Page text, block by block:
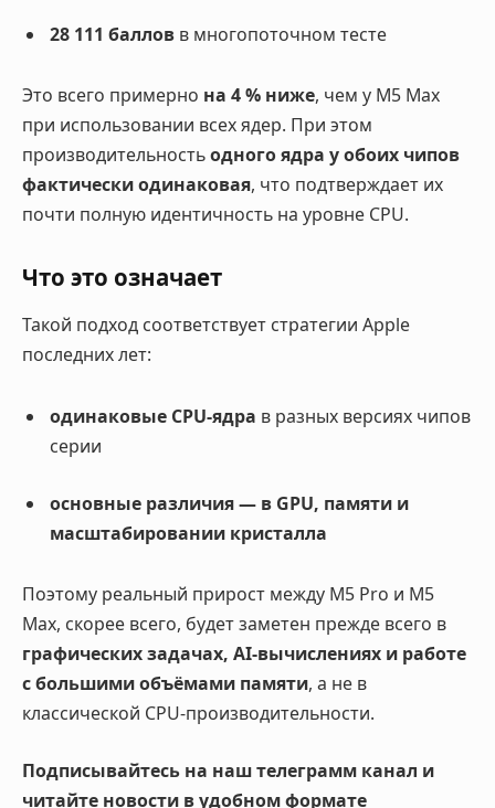
28 111 баллов в многопоточном тесте
Это всего примерно на 4 % ниже, чем у M5 Max
при использовании всех ядер. При этом
производительностьодного ядра у обоих чипов
фактически одинаковая, что подтверждает их
почти полную идентичность на уровне CPU.
Что это означает
Такой подход соответствует стратегии Apple
последних лет:
одинаковые CPU-ядра в разных версиях чипов
серии
основные различия — в GPU, памяти и
масштабировании кристалла
Поэтому реальный прирост между M5 Pro и M5
Max, скорее всего, будет заметен прежде всего в
графических задачах, AI-вычислениях и работе
с большими объёмами памяти, а не в
классической CPU-производительности.
Подписывайтесь на наш телеграмм канал и
читайте новости в удобном формате